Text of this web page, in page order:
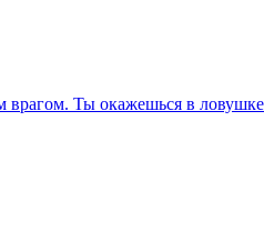
врагом. Ты окажешься в